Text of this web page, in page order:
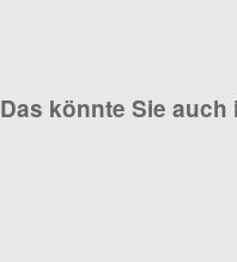
Das könnte Sie